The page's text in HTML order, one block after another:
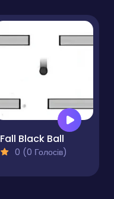
Fall Black Ball
0 (0 Голосів)